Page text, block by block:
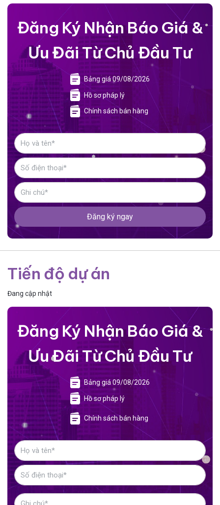
Đăng Ký Nhận Báo Giá &
Ưu Đãi Từ Chủ Đầu Tư
Bảng giá 09/08/2026
Hồ sơ pháp lý
Chính sách bán hàng
Đăng ký ngay
Tiến độ dự án
Đang cập nhật
Đăng Ký Nhận Báo Giá &
Ưu Đãi Từ Chủ Đầu Tư
Bảng giá 09/08/2026
Hồ sơ pháp lý
Chính sách bán hàng